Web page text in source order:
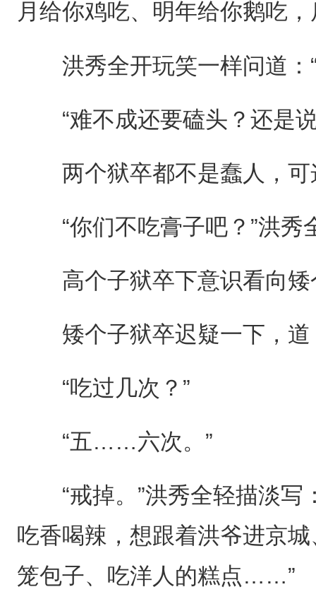
月给你鸡吃、明年给你鹅吃
洪秀全开玩笑一样问道：“
“难不成还要磕头？还是说
两个狱卒都不是蠢人，可
“你们不吃膏子吧？”洪秀
高个子狱卒下意识看向矮
矮个子狱卒迟疑一下，道
“吃过几次？”
“五……六次。”
“戒掉。”洪秀全轻描淡写
吃香喝辣，想跟着洪爷进京
笼包子、吃洋人的糕点……”